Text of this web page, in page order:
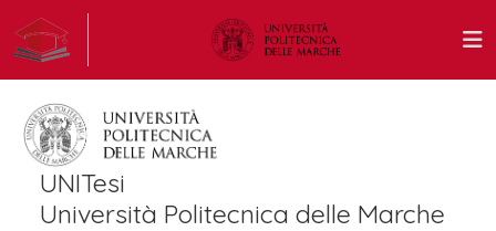
UNITesi
Università Politecnica delle Marche